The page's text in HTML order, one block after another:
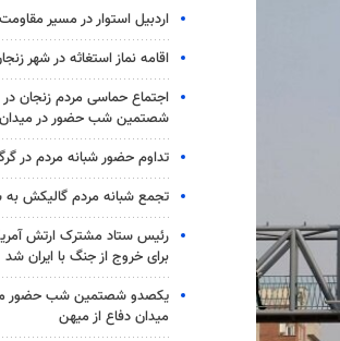
اردبیل استوار در مسیر مقاومت
اقامه نماز استغاثه در شهر
اجتماع حماسی مردم زنجان
شصتمین شب حضور در میدان
تداوم حضور شبانه مردم در
تجمع شبانه مردم گالیکش به شب
رئیس ستاد مشترک ارتش
برای خروج از جنگ با ایران شد
یکصدو شصتمین شب حضور
میدان دفاع از میهن